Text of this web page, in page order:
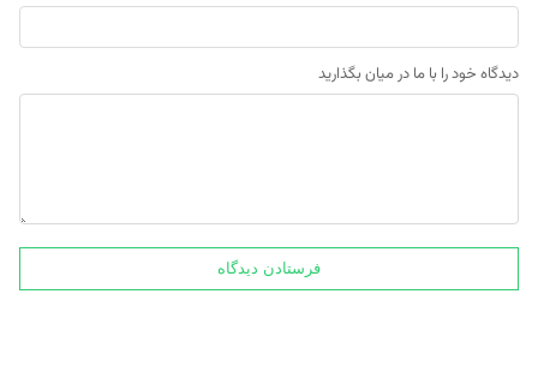
دیدگاه خود را با ما در میان بگذارید